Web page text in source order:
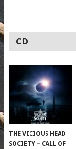
CD
THE VICIOUS HEAD
SOCIETY – CALL OF